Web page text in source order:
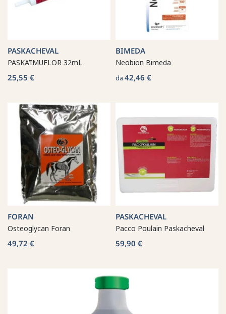
PASKACHEVAL
PASKA’IMUFLOR 32mL
25,55 €
BIMEDA
Neobion Bimeda
da 42,46 €
FORAN
Osteoglycan Foran
49,72 €
PASKACHEVAL
Pacco Poulain Paskacheval
59,90 €